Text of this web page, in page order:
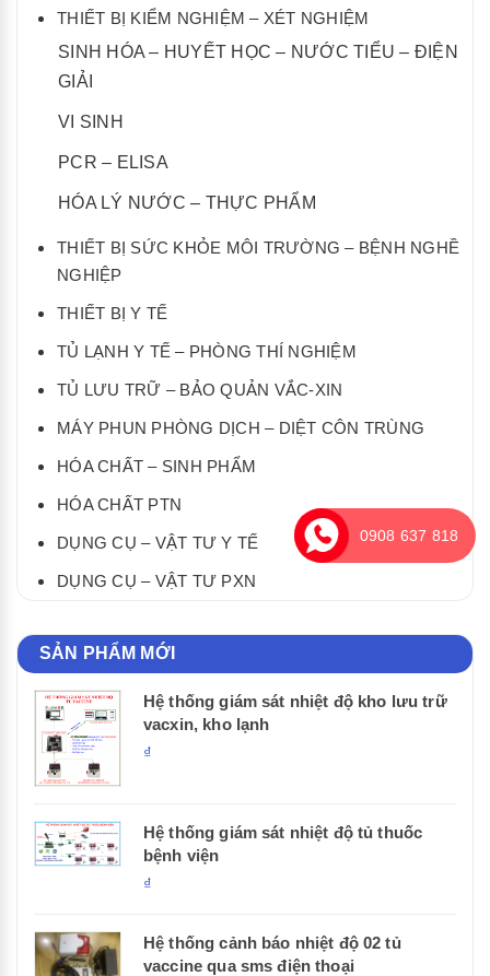
THIẾT BỊ KIỂM NGHIỆM – XÉT NGHIỆM
SINH HÓA – HUYẾT HỌC – NƯỚC TIỂU – ĐIỆN
GIẢI
VI SINH
PCR – ELISA
HÓA LÝ NƯỚC – THỰC PHẨM
THIẾT BỊ SỨC KHỎE MÔI TRƯỜNG – BỆNH NGHỀ
NGHIỆP
THIẾT BỊ Y TẾ
TỦ LẠNH Y TẾ – PHÒNG THÍ NGHIỆM
TỦ LƯU TRỮ – BẢO QUẢN VẮC-XIN
MÁY PHUN PHÒNG DỊCH – DIỆT CÔN TRÙNG
HÓA CHẤT – SINH PHẨM
HÓA CHẤT PTN
DỤNG CỤ – VẬT TƯ Y TẾ
DỤNG CỤ – VẬT TƯ PXN
SẢN PHẨM MỚI
Hệ thống giám sát nhiệt độ kho lưu trữ
vacxin, kho lạnh
₫
Hệ thống giám sát nhiệt độ tủ thuốc
bệnh viện
₫
Hệ thống cảnh báo nhiệt độ 02 tủ
vaccine qua sms điện thoại
0908 637 818